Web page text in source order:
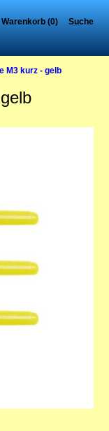
Warenkorb (0) Suche
M3 kurz - gelb